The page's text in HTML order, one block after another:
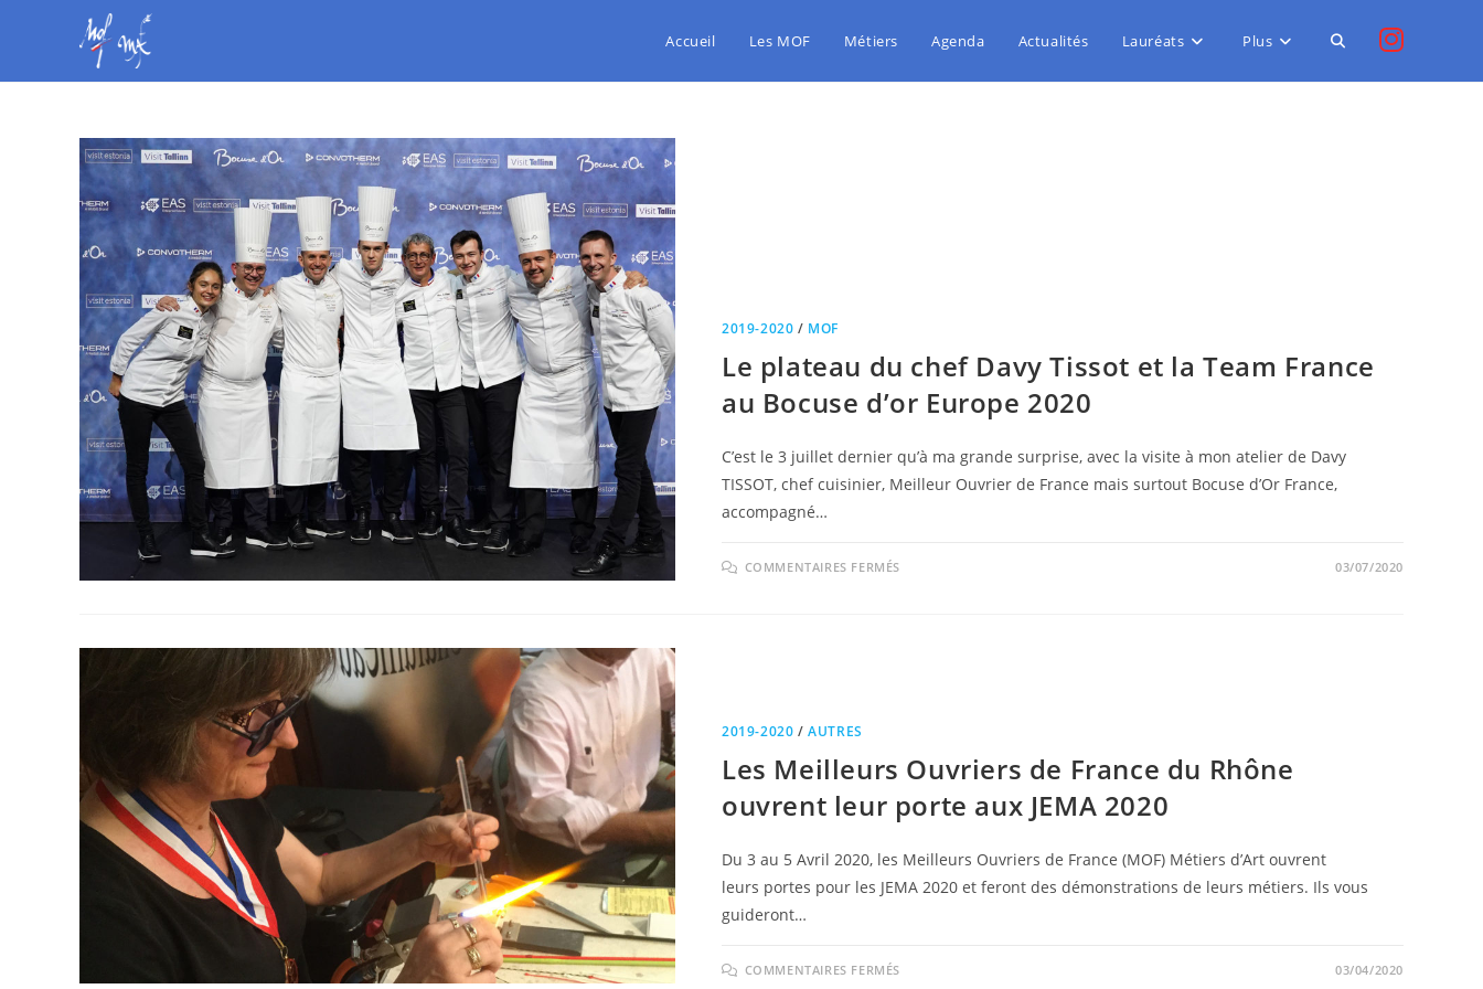
Accueil Les MOF Métiers Agenda Actualités Lauréats Plus
2019-2020 / MOF
Le plateau du chef Davy Tissot et la Team France
au Bocuse d’or Europe 2020
C’est le 3 juillet dernier qu’à ma grande surprise, avec la visite à mon atelier de Davy
TISSOT, chef cuisinier, Meilleur Ouvrier de France mais surtout Bocuse d’Or France,
accompagné…
COMMENTAIRES FERMÉS 03/07/2020
2019-2020 /AUTRES
Les Meilleurs Ouvriers de France du Rhône
ouvrent leur porte aux JEMA 2020
Du 3 au 5 Avril 2020, les Meilleurs Ouvriers de France (MOF) Métiers d’Art ouvrent
leurs portes pour les JEMA 2020 et feront des démonstrations de leurs métiers. Ils vous
guideront…
COMMENTAIRES FERMÉS 03/04/2020